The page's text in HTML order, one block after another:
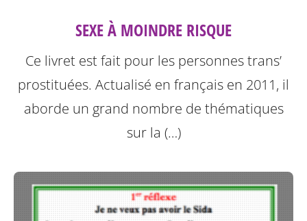
SEXE À MOINDRE RISQUE
Ce livret est fait pour les personnes trans’
prostituées. Actualisé en français en 2011, il
aborde un grand nombre de thématiques
sur la (…)